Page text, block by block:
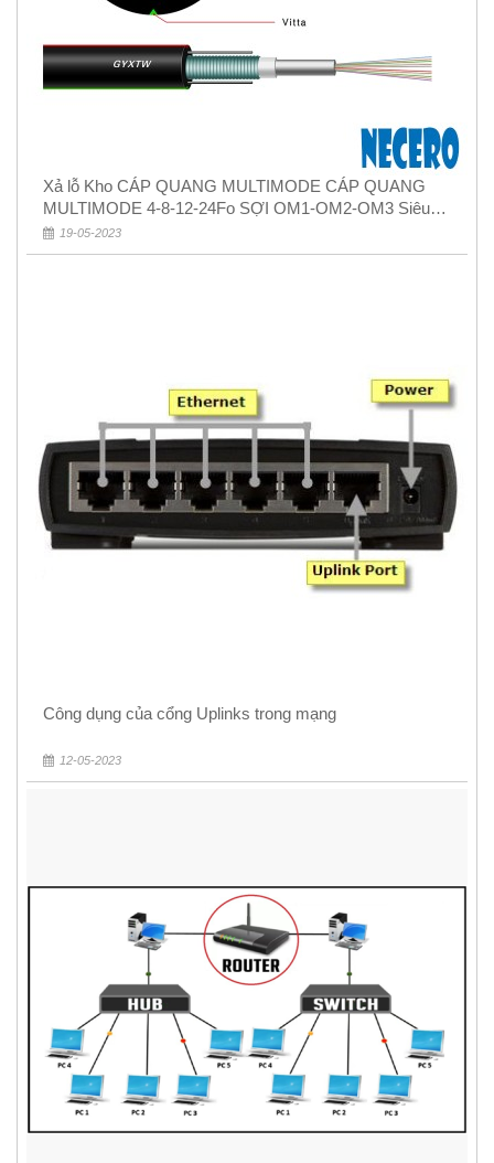
Xả lỗ Kho CÁP QUANG MULTIMODE CÁP QUANG
MULTIMODE 4-8-12-24Fo SỢI OM1-OM2-OM3 Siêu
Rẻ 5k
19-05-2023
Công dụng của cổng Uplinks trong mạng
12-05-2023